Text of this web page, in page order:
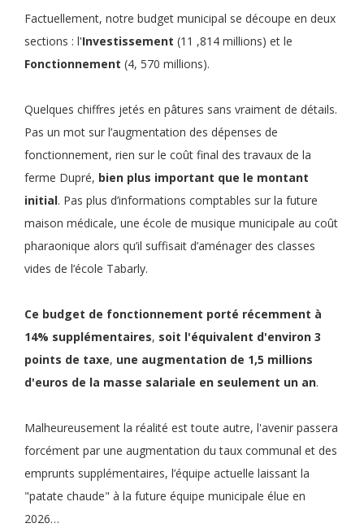
Factuellement, notre budget municipal se découpe en deux
sections : l'Investissement (11 ,814 millions) et le
Fonctionnement (4, 570 millions).
Quelques chiffres jetés en pâtures sans vraiment de détails.
Pas un mot sur l’augmentation des dépenses de
fonctionnement, rien sur le coût final des travaux de la
ferme Dupré, bien plus important que le montant
initial. Pas plus d’informations comptables sur la future
maison médicale, une école de musique municipale au coût
pharaonique alors qu’il suffisait d’aménager des classes
vides de l’école Tabarly.
Ce budget de fonctionnement porté récemment à
14% supplémentaires, soit l'équivalent d'environ 3
points de taxe, une augmentation de 1,5 millions
d'euros de la masse salariale en seulement un an.
Malheureusement la réalité est toute autre, l'avenir passera
forcément par une augmentation du taux communal et des
emprunts supplémentaires, l’équipe actuelle laissant la
"patate chaude" à la future équipe municipale élue en
2026…